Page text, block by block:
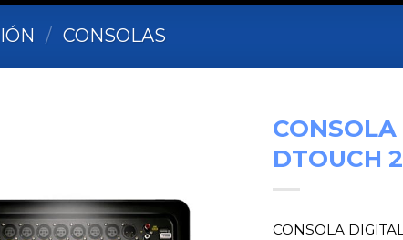
/ CONSOLAS
DTOUCH
CONSOLA